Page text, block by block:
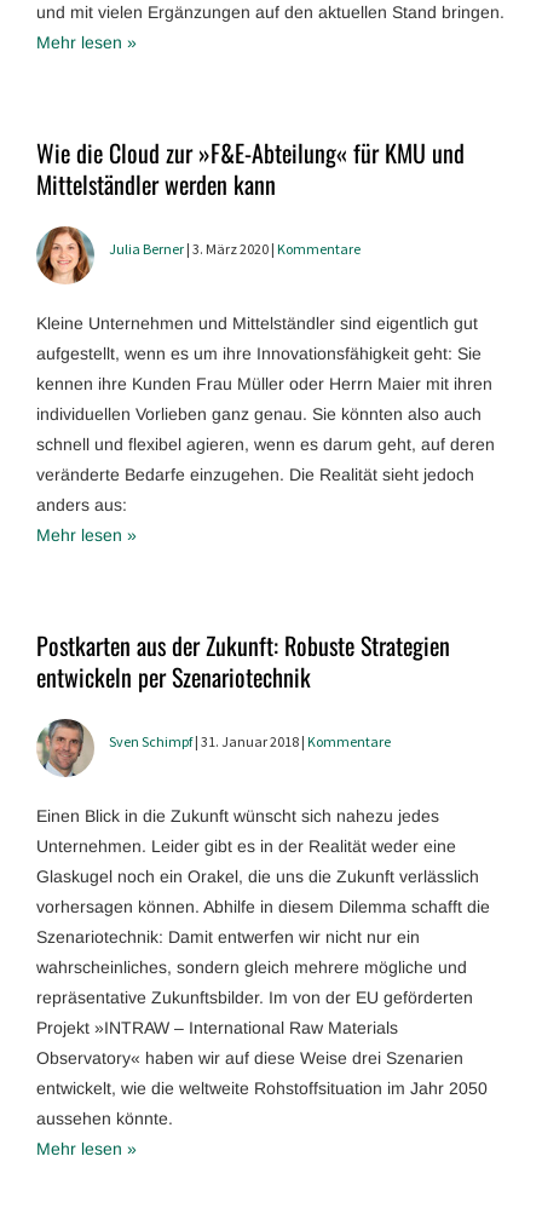
und mit vielen Ergänzungen auf den aktuellen Stand bringen.
Mehr lesen »
Wie die Cloud zur »F&E-Abteilung« für KMU und
Mittelständler werden kann
Julia Berner | 3. März 2020 | Kommentare
Kleine Unternehmen und Mittelständler sind eigentlich gut
aufgestellt, wenn es um ihre Innovationsfähigkeit geht: Sie
kennen ihre Kunden Frau Müller oder Herrn Maier mit ihren
individuellen Vorlieben ganz genau. Sie könnten also auch
schnell und flexibel agieren, wenn es darum geht, auf deren
veränderte Bedarfe einzugehen. Die Realität sieht jedoch
anders aus:
Mehr lesen »
Postkarten aus der Zukunft: Robuste Strategien
entwickeln per Szenariotechnik
Sven Schimpf| 31. Januar 2018 | Kommentare
Einen Blick in die Zukunft wünscht sich nahezu jedes
Unternehmen. Leider gibt es in der Realität weder eine
Glaskugel noch ein Orakel, die uns die Zukunft verlässlich
vorhersagen können. Abhilfe in diesem Dilemma schafft die
Szenariotechnik: Damit entwerfen wir nicht nur ein
wahrscheinliches, sondern gleich mehrere mögliche und
repräsentative Zukunftsbilder. Im von der EU geförderten
Projekt »INTRAW – International Raw Materials
Observatory« haben wir auf diese Weise drei Szenarien
entwickelt, wie die weltweite Rohstoffsituation im Jahr 2050
aussehen könnte.
Mehr lesen »